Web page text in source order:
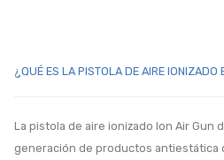
¿QUÉ ES LA PISTOLA DE AIRE IONIZADO
La pistola de aire ionizado Ion Air Gun
generación de productos antiestática